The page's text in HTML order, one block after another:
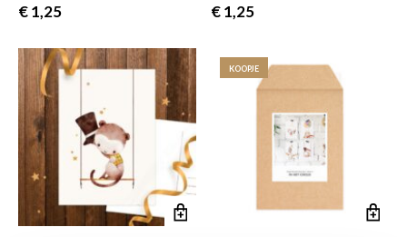
€1,25 €1,25
KOOPJE